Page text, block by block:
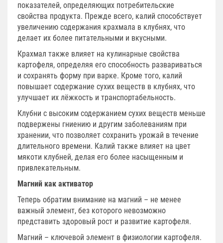
показателей, определяющих потребительские
свойства продукта. Прежде всего, калий способствует
увеличению содержания крахмала в клубнях, что
делает их более питательными и вкусными.
Крахмал также влияет на кулинарные свойства
картофеля, определяя его способность развариваться
и сохранять форму при варке. Кроме того, калий
повышает содержание сухих веществ в клубнях, что
улучшает их лёжкость и транспортабельность.
Клубни с высоким содержанием сухих веществ меньше
подвержены гниению и другим заболеваниям при
хранении, что позволяет сохранить урожай в течение
длительного времени. Калий также влияет на цвет
мякоти клубней, делая его более насыщенным и
привлекательным.
Магний как активатор
Теперь обратим внимание на магний – не менее
важный элемент, без которого невозможно
представить здоровый рост и развитие картофеля.
Магний – ключевой элемент в физиологии картофеля.